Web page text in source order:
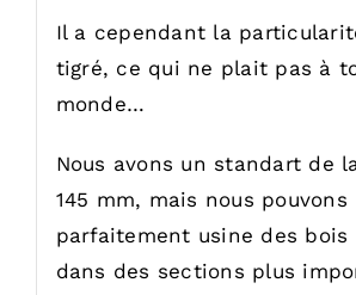
Il a cependant la
tigré, ce qui ne plait pas à
monde…
Nous avons un standart de
145 mm, mais nous pouvons
parfaitement usine des bois
dans des sections plus